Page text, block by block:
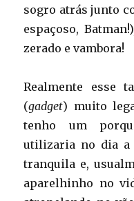
sogro atrás junto
espaçoso,
zerado e vambora!
Realmente esse
(gadget) muito
tenho um
utilizaria no dia a
tranquila e,
aparelhinho no